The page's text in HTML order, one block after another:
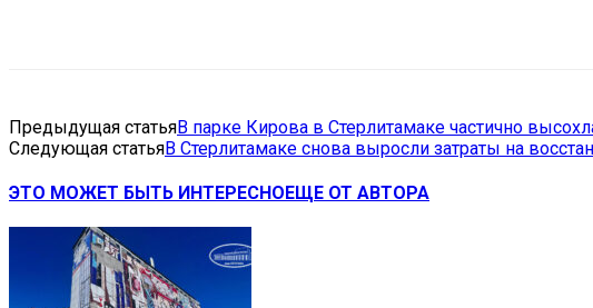
Предыдущая статьяВ парке Кирова в Стерлитамаке частично
Следующая статьяВ Стерлитамаке снова выросли затраты на
ЭТО МОЖЕТ БЫТЬ ИНТЕРЕСНОЕЩЕ ОТ АВТОРА